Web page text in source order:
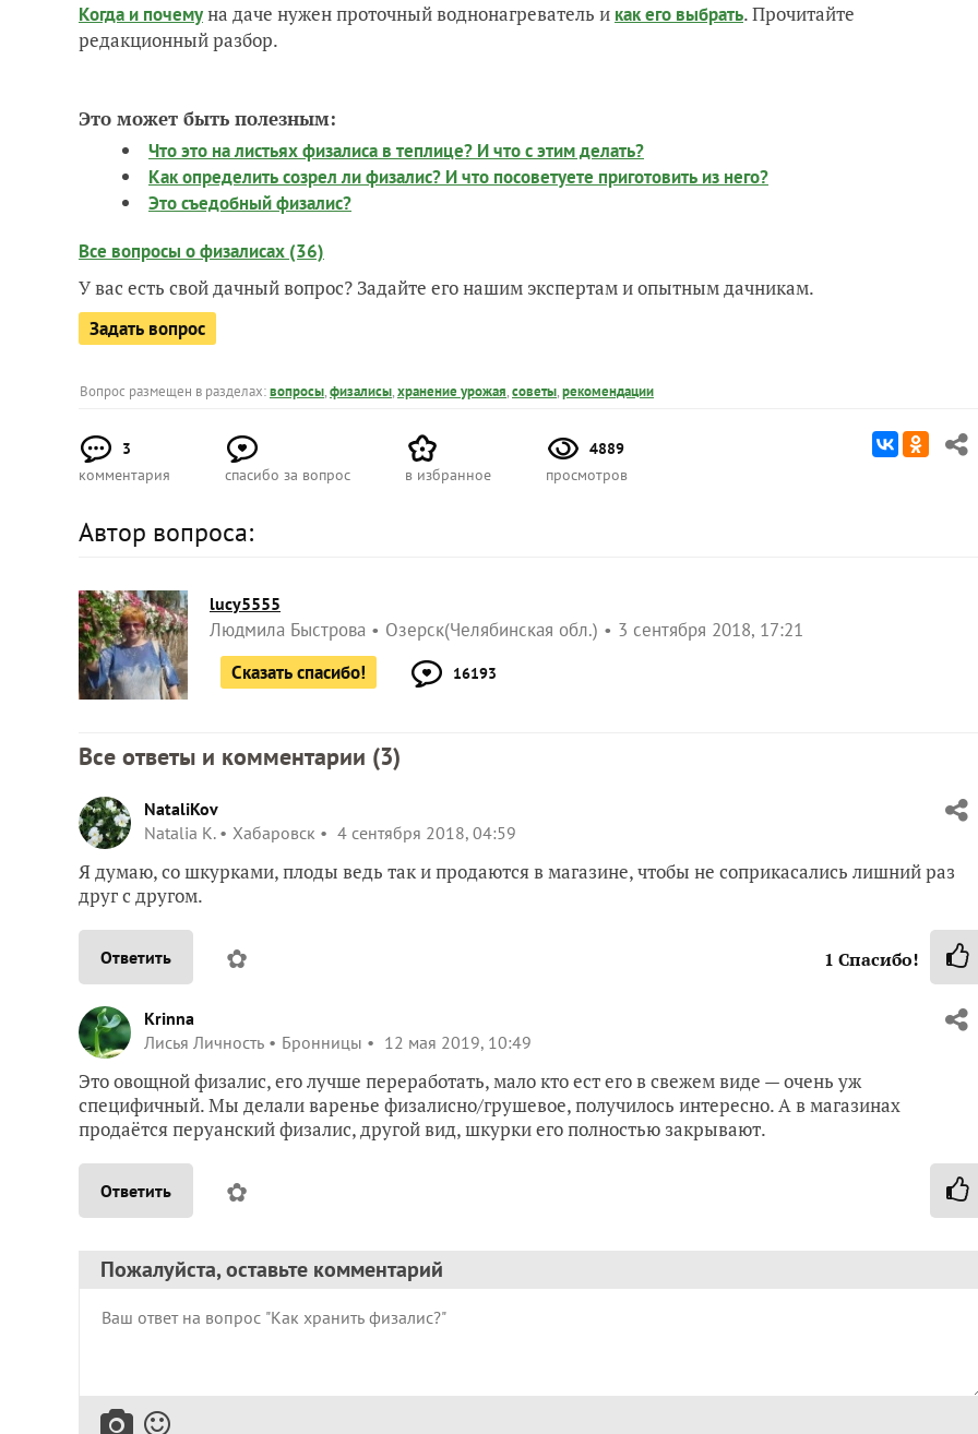
Когда и почемуна даче нужен проточный воднонагреватель и как его выбрать. Прочитайте
редакционный разбор.
Это может быть полезным:
Что это на листьях физалиса в теплице? И что с этим делать?
Как определить созрел ли физалис? И что посоветуете приготовить из него?
Это съедобный физалис?
Все вопросы о физалисах (36)
У вас есть свой дачный вопрос? Задайте его нашим экспертам и опытным дачникам.
Задать вопрос
Вопрос размещен в разделах:вопросы,физалисы,хранение урожая,советы,рекомендации
3
комментария
спасибо за вопрос в избранное
4889
просмотров
Автор вопроса:
lucy5555
Людмила Быстрова Озерск(Челябинская обл.)
3 сентября 2018, 17:21
Сказать спасибо!
16193
Все ответы и комментарии (3)
NataliKov
Natalia K.
Хабаровск 4 сентября 2018, 04:59
Я думаю, со шкурками, плоды ведь так и продаются в магазине, чтобы не соприкасались лишний раз
друг с другом.
Ответить ✿ 1 Спасибо!
Krinna
Лисья Личность
Бронницы 12 мая 2019, 10:49
Это овощной физалис, его лучше переработать, мало кто ест его в свежем виде — очень уж
специфичный. Мы делали варенье физалисно/грушевое, получилось интересно. А в магазинах
продаётся перуанский физалис, другой вид, шкурки его полностью закрывают.
Ответить ✿
Пожалуйста, оставьте комментарий